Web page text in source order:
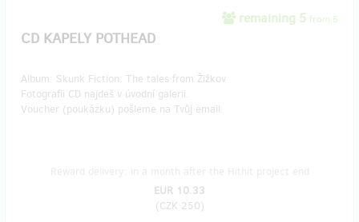
remaining 5 from 5
CD KAPELY POTHEAD
Album: Skunk Fiction: The tales from Žižkov
Fotografii CD najdeš v úvodní galerii.
Voucher (poukázku) pošleme na Tvůj email.
EUR 10.33
(CZK 250)